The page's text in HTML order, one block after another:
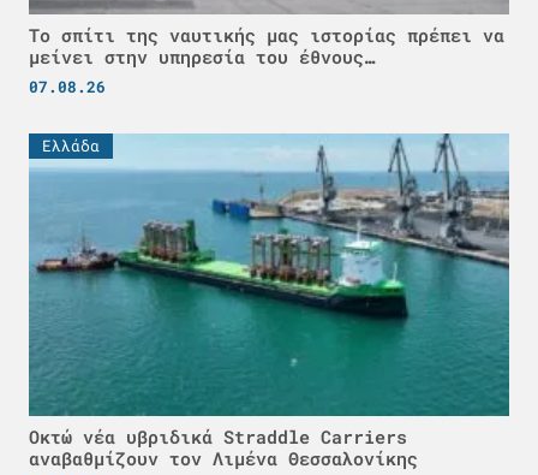
Το σπίτι της ναυτικής μας ιστορίας πρέπει να
μείνει στην υπηρεσία του έθνους…
07.08.26
Ελλάδα
Οκτώ νέα υβριδικά Straddle Carriers
αναβαθμίζουν τον Λιμένα Θεσσαλονίκης